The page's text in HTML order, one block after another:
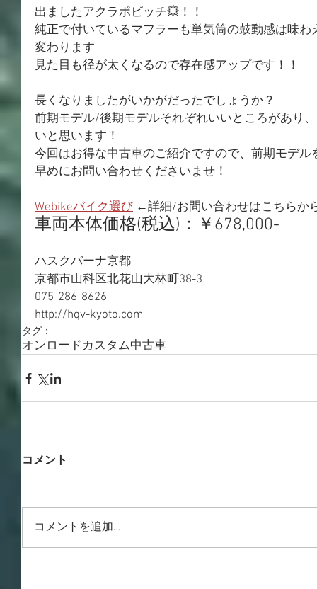
出ましたアクラポビッチ💥！！
純正で付いているマフラーも単気筒の鼓動感は味
変わります
見た目も径が太くなるので存在感アップです！！
長くなりましたがいかがだったでしょうか？
前期モデル/後期モデルそれぞれいいところがあり
いと思います！
今回はお得な中古車のご紹介ですので、前期モデ
早めにお問い合わせくださいませ！
Webikeバイク選び ←詳細/お問い合わせはこちらか
車両本体価格(税込)：￥678,000-
ハスクバーナ京都
京都市山科区北花山大林町38-3
075-286-8626
http://hqv-kyoto.com
タグ：
オンロードカスタム中古車
コメント
コメントを追加…